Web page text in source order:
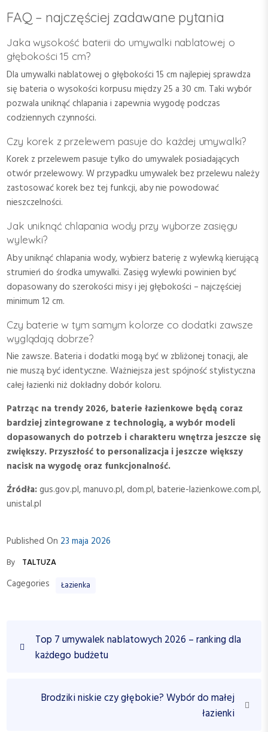
FAQ – najczęściej zadawane pytania
Jaka wysokość baterii do umywalki nablatowej o
głębokości 15 cm?
Dla umywalki nablatowej o głębokości 15 cm najlepiej sprawdza
się bateria o wysokości korpusu między 25 a 30 cm. Taki wybór
pozwala uniknąć chlapania i zapewnia wygodę podczas
codziennych czynności.
Czy korek z przelewem pasuje do każdej umywalki?
Korek z przelewem pasuje tylko do umywalek posiadających
otwór przelewowy. W przypadku umywalek bez przelewu należy
zastosować korek bez tej funkcji, aby nie powodować
nieszczelności.
Jak uniknąć chlapania wody przy wyborze zasięgu
wylewki?
Aby uniknąć chlapania wody, wybierz baterię z wylewką kierującą
strumień do środka umywalki. Zasięg wylewki powinien być
dopasowany do szerokości misy i jej głębokości – najczęściej
minimum 12 cm.
Czy baterie w tym samym kolorze co dodatki zawsze
wyglądają dobrze?
Nie zawsze. Bateria i dodatki mogą być w zbliżonej tonacji, ale
nie muszą być identyczne. Ważniejsza jest spójność stylistyczna
całej łazienki niż dokładny dobór koloru.
Patrząc na trendy 2026, baterie łazienkowe będą coraz
bardziej zintegrowane z technologią, a wybór modeli
dopasowanych do potrzeb i charakteru wnętrza jeszcze się
zwiększy. Przyszłość to personalizacja i jeszcze większy
nacisk na wygodę oraz funkcjonalność.
Źródła:gus.gov.pl, manuvo.pl, dom.pl, baterie-lazienkowe.com.pl,
unistal.pl
Published On 23 maja 2026
By TALTUZA
Cagegories Łazienka
P
r
Top 7 umywalek nablatowych 2026 – ranking dla
każdego budżetu
Brodziki niskie czy głębokie? Wybór do małej
łazienki